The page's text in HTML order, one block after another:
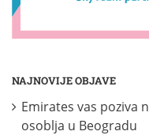
NAJNOVIJE OBJAVE
Emirates vas poziva
osoblja u Beogradu